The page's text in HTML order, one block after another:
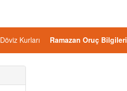
Döviz Kurları Ramazan Oruç Bilgileri